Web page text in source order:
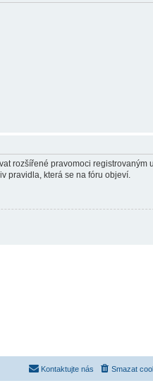
rozšířené pravomoci registrovaným
pravidla, která se na fóru objeví.
Smazat
Kontaktujte nás